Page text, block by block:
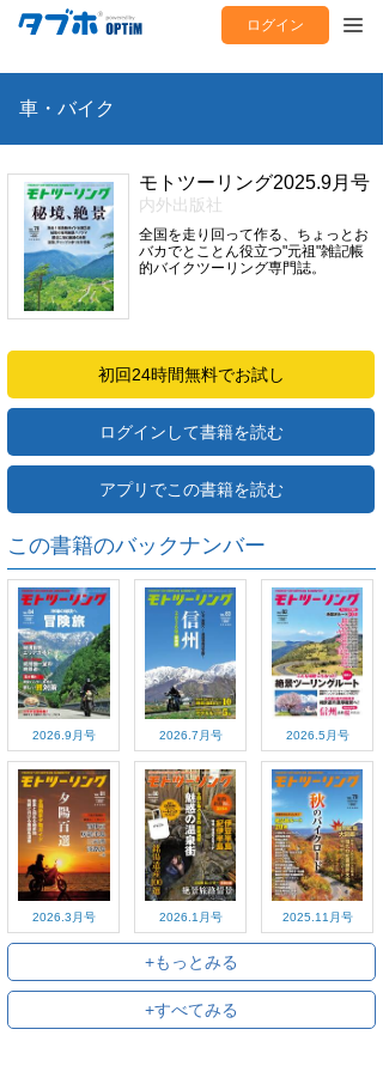
ログイン
車・バイク
モトツーリング2025.9月号
内外出版社
全国を走り回って作る、ちょっとお
バカでとことん役立つ"元祖"雑記帳
的バイクツーリング専門誌。
初回24時間無料でお試し
ログインして書籍を読む
アプリでこの書籍を読む
この書籍のバックナンバー
2026.9月号 2026.7月号 2026.5月号
2026.3月号 2026.1月号 2025.11月号
+もっとみる
+すべてみる